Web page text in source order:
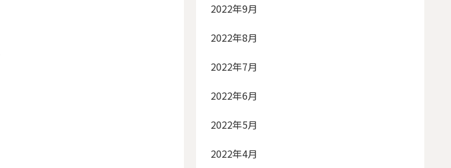
2022年9月
2022年8月
2022年7月
2022年6月
2022年5月
2022年4月